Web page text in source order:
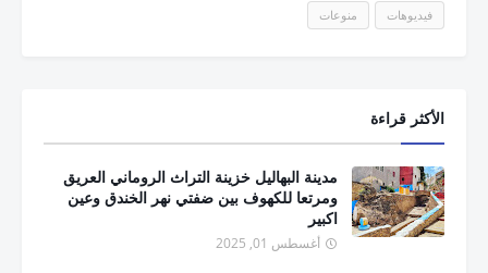
فيديوهات منوعات
الأكثر قراءة
مدينة البهاليل خزينة التراث الروماني العريق
ومرتعا للكهوف بين ضفتي نهر الخندق وعين
اكبير
أغسطس 01, 2025